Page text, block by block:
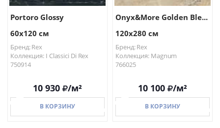
Portoro Glossy
60x120 см
Бренд: Rex
Коллекция: I Classici Di Rex
750914
10 930 /м²
В КОРЗИНУ
Onyx&More Golden Ble...
120x280 см
Бренд: Rex
Коллекция: Magnum
766025
10 100 /м²
В КОРЗИНУ